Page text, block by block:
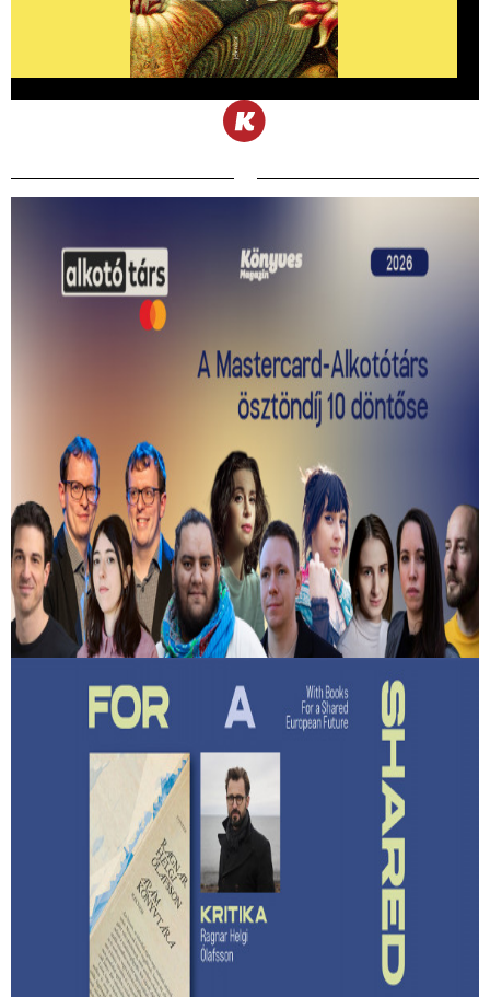
Kiválasztották a 2026-os Mastercard -
Alkotótárs ösztöndíj 10 döntősét!
Közülük kerül ki a két győztes.
Lehet-e izgalmas egy